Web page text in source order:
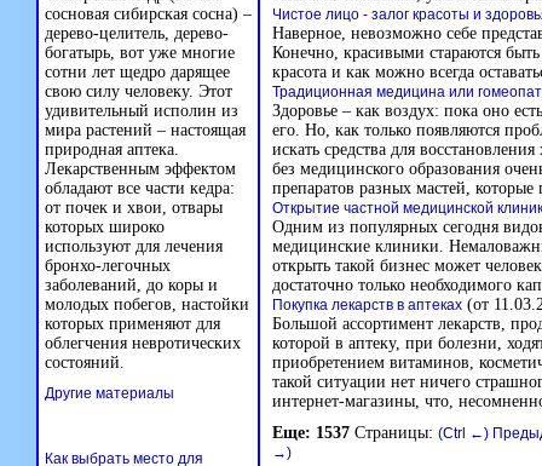
Чистое лицо - залог красоты и
Наверное, невозможно себе
Конечно, красивыми стараются
красота и как можно всегда
Традиционная медицина или
Здоровье – как воздух: пока оно
его. Но, как только появляются
искать средства для
без медицинского образования
препаратов разных мастей,
Открытие частной медицинской
Одним из популярных сегодня
медицинские клиники.
открыть такой бизнес может
достаточно только необходимого
Покупка лекарств в аптеках (от
Большой ассортимент лекарств,
которой в аптеку, при болезни,
приобретением витаминов,
такой ситуации нет ничего
интернет-магазины, что,
Еще: 1537 Страницы: (Ctrl ←)
→)
сосновая сибирская сосна) –
дерево-целитель, дерево-
богатырь, вот уже многие
сотни лет щедро дарящее
свою силу человеку. Этот
удивительный исполин из
мира растений – настоящая
природная аптека.
Лекарственным эффектом
обладают все части кедра:
от почек и хвои, отвары
которых широко
используют для лечения
бронхо-легочных
заболеваний, до коры и
молодых побегов, настойки
которых применяют для
облегчения невротических
состояний.
Другие материалы
Как выбрать место для